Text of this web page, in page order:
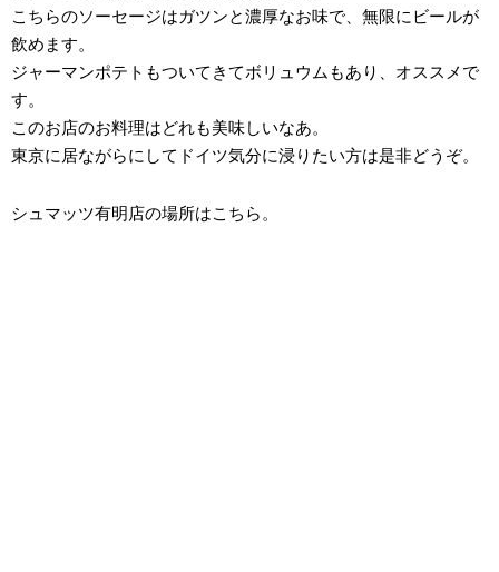
こちらのソーセージはガツンと濃厚なお味で、無限にビールが
飲めます。
ジャーマンポテトもついてきてボリュウムもあり、オススメで
す。
このお店のお料理はどれも美味しいなあ。
東京に居ながらにしてドイツ気分に浸りたい方は是非どうぞ。
シュマッツ有明店の場所はこちら。